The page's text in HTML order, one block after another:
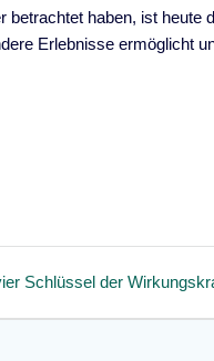
betrachtet haben, ist heute
Erlebnisse ermöglicht
Schlüssel der